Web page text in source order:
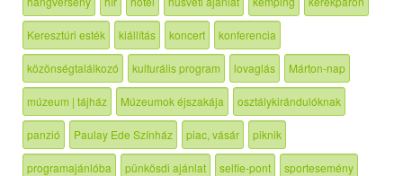
Keresztúri esték kiállítás koncert konferencia
közönségtalálkozó kulturális program lovaglás Márton-nap
múzeum | tájház Múzeumok éjszakája osztálykirándulóknak
panzió Paulay Ede Színház piac, vásár piknik
programajánlóba pünkösdi ajánlat selfie-pont sportesemény